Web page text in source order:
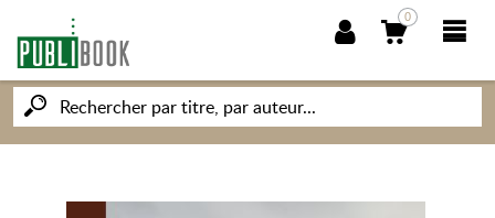
0
NOUVEAUTÉS
PUBLIBOOK